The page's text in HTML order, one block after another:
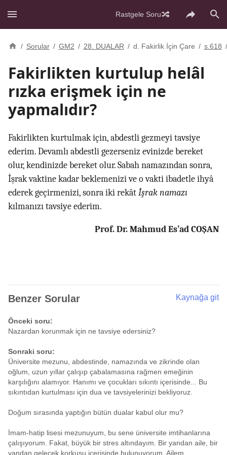
Rastgele Soru
/ Sorular / GM2 / 28. DUALAR / d. Fakirlik İçin Çare / s.618 /
Fakirlikten kurtulup helâl
rızka erişmek için ne
yapmalıdır?
Fakirlikten kurtulmak için, abdestli gezmeyi tavsiye
ederim. Devamlı abdestli gezerseniz evinizde bereket
olur, kendinizde bereket olur. Sabah namazından sonra,
İşrak vaktine kadar beklemenizi ve o vakti ibadetle ihyâ
ederek geçirmenizi, sonra iki rekâtİşrak namazı
kılmanızı tavsiye ederim.
Prof. Dr. Mahmud Es’ad COŞAN
Benzer Sorular Kaynağa git
Önceki soru:
Nazardan korunmak için ne tavsiye edersiniz?
Sonraki soru:
Üniversite mezunu, abdestinde, namazında ve zikrinde olan
oğlum, uzun yıllar çalışıp çabalamasına rağmen emeğinin
karşılığını alamıyor. Hanımı ve çocukları sıkıntı içerisinde... Bu
sıkıntıdan kurtulması için dua ve tavsiyelerinizi bekliyoruz.
Doğum sırasında yaptığın bütün dualar kabul olur mu?
İmam-hatip lisesi mezunuyum, bu sene üniversite imtihanlarına
çalışıyorum. Fakat, büyük bir stres altındayım. Bir yandan aile, bir
yandan gelecek korkusu içerisinde bulunuyorum. Ailem